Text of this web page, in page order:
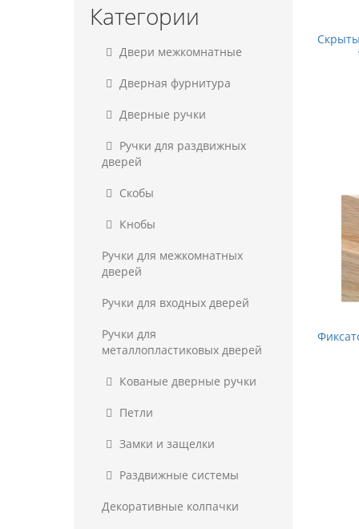
Категории
Двери межкомнатные
Дверная фурнитура
Дверные ручки
Ручки для раздвижных
дверей
Скобы
Кнобы
Ручки для межкомнатных
дверей
Ручки для входных дверей
Ручки для
металлопластиковых дверей
Кованые дверные ручки
Петли
Замки и защелки
Раздвижные системы
Декоративные колпачки